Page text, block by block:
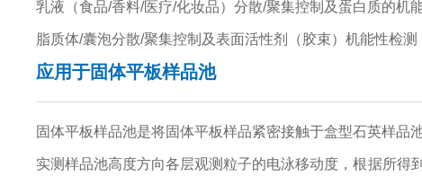
乳液（食品/香料/医疗/化妆品）分散/聚集控制及蛋白质的机
脂质体/囊泡分散/聚集控制及表面活性剂（胶束）机能性检测
应用于固体平板样品池
固体平板样品池是将固体平板样品紧密接触于盒型石英样品
实测样品池高度方向各层观测粒子的电泳移动度，根据所